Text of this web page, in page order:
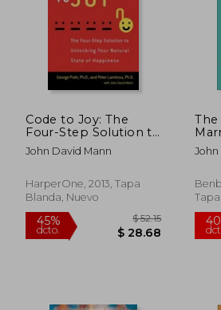
40%
dcto. $ 23.03
Code to Joy: The
Four-Step Solution to
Unlocking Your
Natural State of
John David Mann
HarperOne, 2013, Tapa
Blanda, Nuevo
The
John